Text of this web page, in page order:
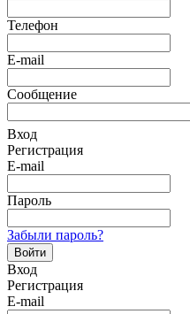
Телефон
E-mail
Сообщение
Вход
Регистрация
E-mail
Пароль
Забыли пароль?
Войти
Вход
Регистрация
E-mail